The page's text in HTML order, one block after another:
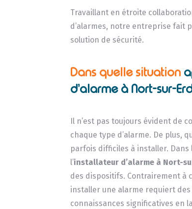
Travaillant en étroite
d’alarmes, notre entreprise fait
solution de sécurité.
Dans quelle situation
d’alarme à Nort-sur-
Il n’est pas toujours évident de
chaque type d’alarme. De plus,
parfois difficiles à installer.
l’installateur d’alarme à Nort-
des dispositifs. Contrairement à
installer une alarme requiert
connaissances significatives en